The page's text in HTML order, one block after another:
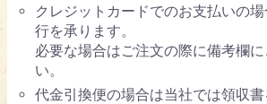
クレジットカードでのお支払いの
行を承ります。
必要な場合はご注文の際に備考欄
い。
代金引換便の場合は当社では領収